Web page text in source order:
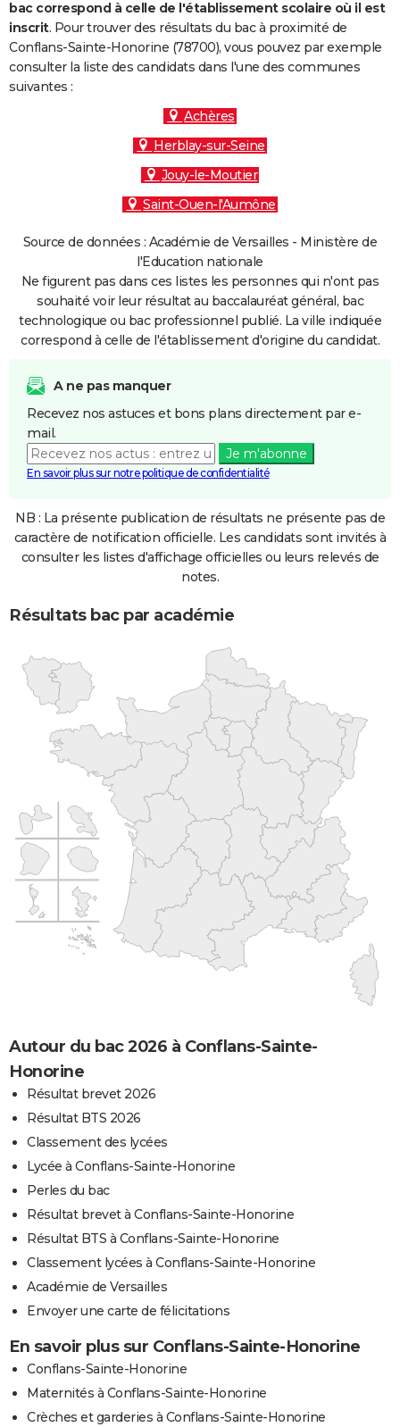
bac correspond à celle de l'établissement scolaire où il est
inscrit. Pour trouver des résultats du bac à proximité de
Conflans-Sainte-Honorine (78700), vous pouvez par exemple
consulter la liste des candidats dans l'une des communes
suivantes :
Achères
Herblay-sur-Seine
Jouy-le-Moutier
Saint-Ouen-l'Aumône
Source de données : Académie de Versailles - Ministère de
l'Education nationale
Ne figurent pas dans ces listes les personnes qui n'ont pas
souhaité voir leur résultat au baccalauréat général, bac
technologique ou bac professionnel publié. La ville indiquée
correspond à celle de l'établissement d'origine du candidat.
A ne pas manquer
Recevez nos astuces et bons plans directement par e-
mail.
Je m'abonne
En savoir plus sur notre politique de confidentialité
NB : La présente publication de résultats ne présente pas de
caractère de notification officielle. Les candidats sont invités à
consulter les listes d'affichage officielles ou leurs relevés de
notes.
Résultats bac par académie
Autour du bac 2026 à Conflans-Sainte-
Honorine
Résultat brevet 2026
Résultat BTS 2026
Classement des lycées
Lycée à Conflans-Sainte-Honorine
Perles du bac
Résultat brevet à Conflans-Sainte-Honorine
Résultat BTS à Conflans-Sainte-Honorine
Classement lycées à Conflans-Sainte-Honorine
Académie de Versailles
Envoyer une carte de félicitations
En savoir plus sur Conflans-Sainte-Honorine
Conflans-Sainte-Honorine
Maternités à Conflans-Sainte-Honorine
Crèches et garderies à Conflans-Sainte-Honorine